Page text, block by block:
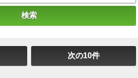
次の10件